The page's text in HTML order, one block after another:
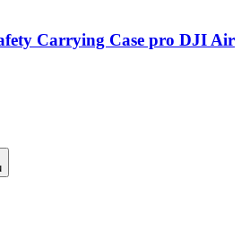
Carrying Case pro DJI Air